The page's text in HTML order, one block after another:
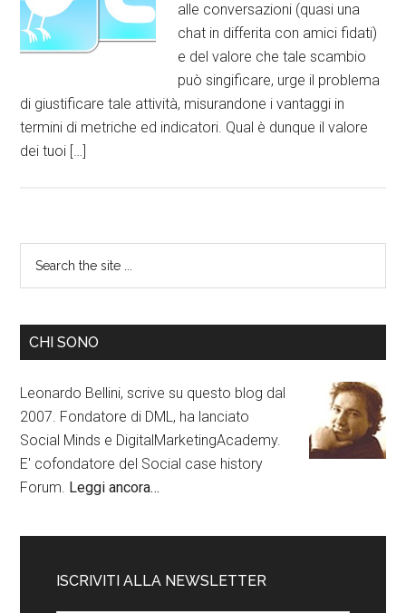
alle conversazioni (quasi una
chat in differita con amici fidati)
e del valore che tale scambio
può singificare, urge il problema
di giustificare tale attività, misurandone i vantaggi in
termini di metriche ed indicatori. Qual è dunque il valore
dei tuoi […]
CHI SONO
Leonardo Bellini, scrive su questo blog dal
2007. Fondatore di DML, ha lanciato
Social Minds e DigitalMarketingAcademy.
E' cofondatore del Social case history
Forum. Leggi ancora…
ISCRIVITI ALLA NEWSLETTER